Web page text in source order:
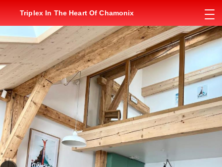
Triplex In The Heart Of Chamonix